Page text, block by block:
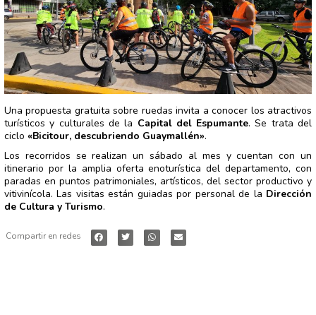
Una propuesta gratuita sobre ruedas invita a conocer los atractivos
turísticos y culturales de la Capital del Espumante. Se trata del
ciclo «Bicitour, descubriendo Guaymallén».
Los recorridos se realizan un sábado al mes y cuentan con un
itinerario por la amplia oferta enoturística del departamento, con
paradas en puntos patrimoniales, artísticos, del sector productivo y
vitivinícola. Las visitas están guiadas por personal de la Dirección
de Cultura y Turismo.
Compartir en redes